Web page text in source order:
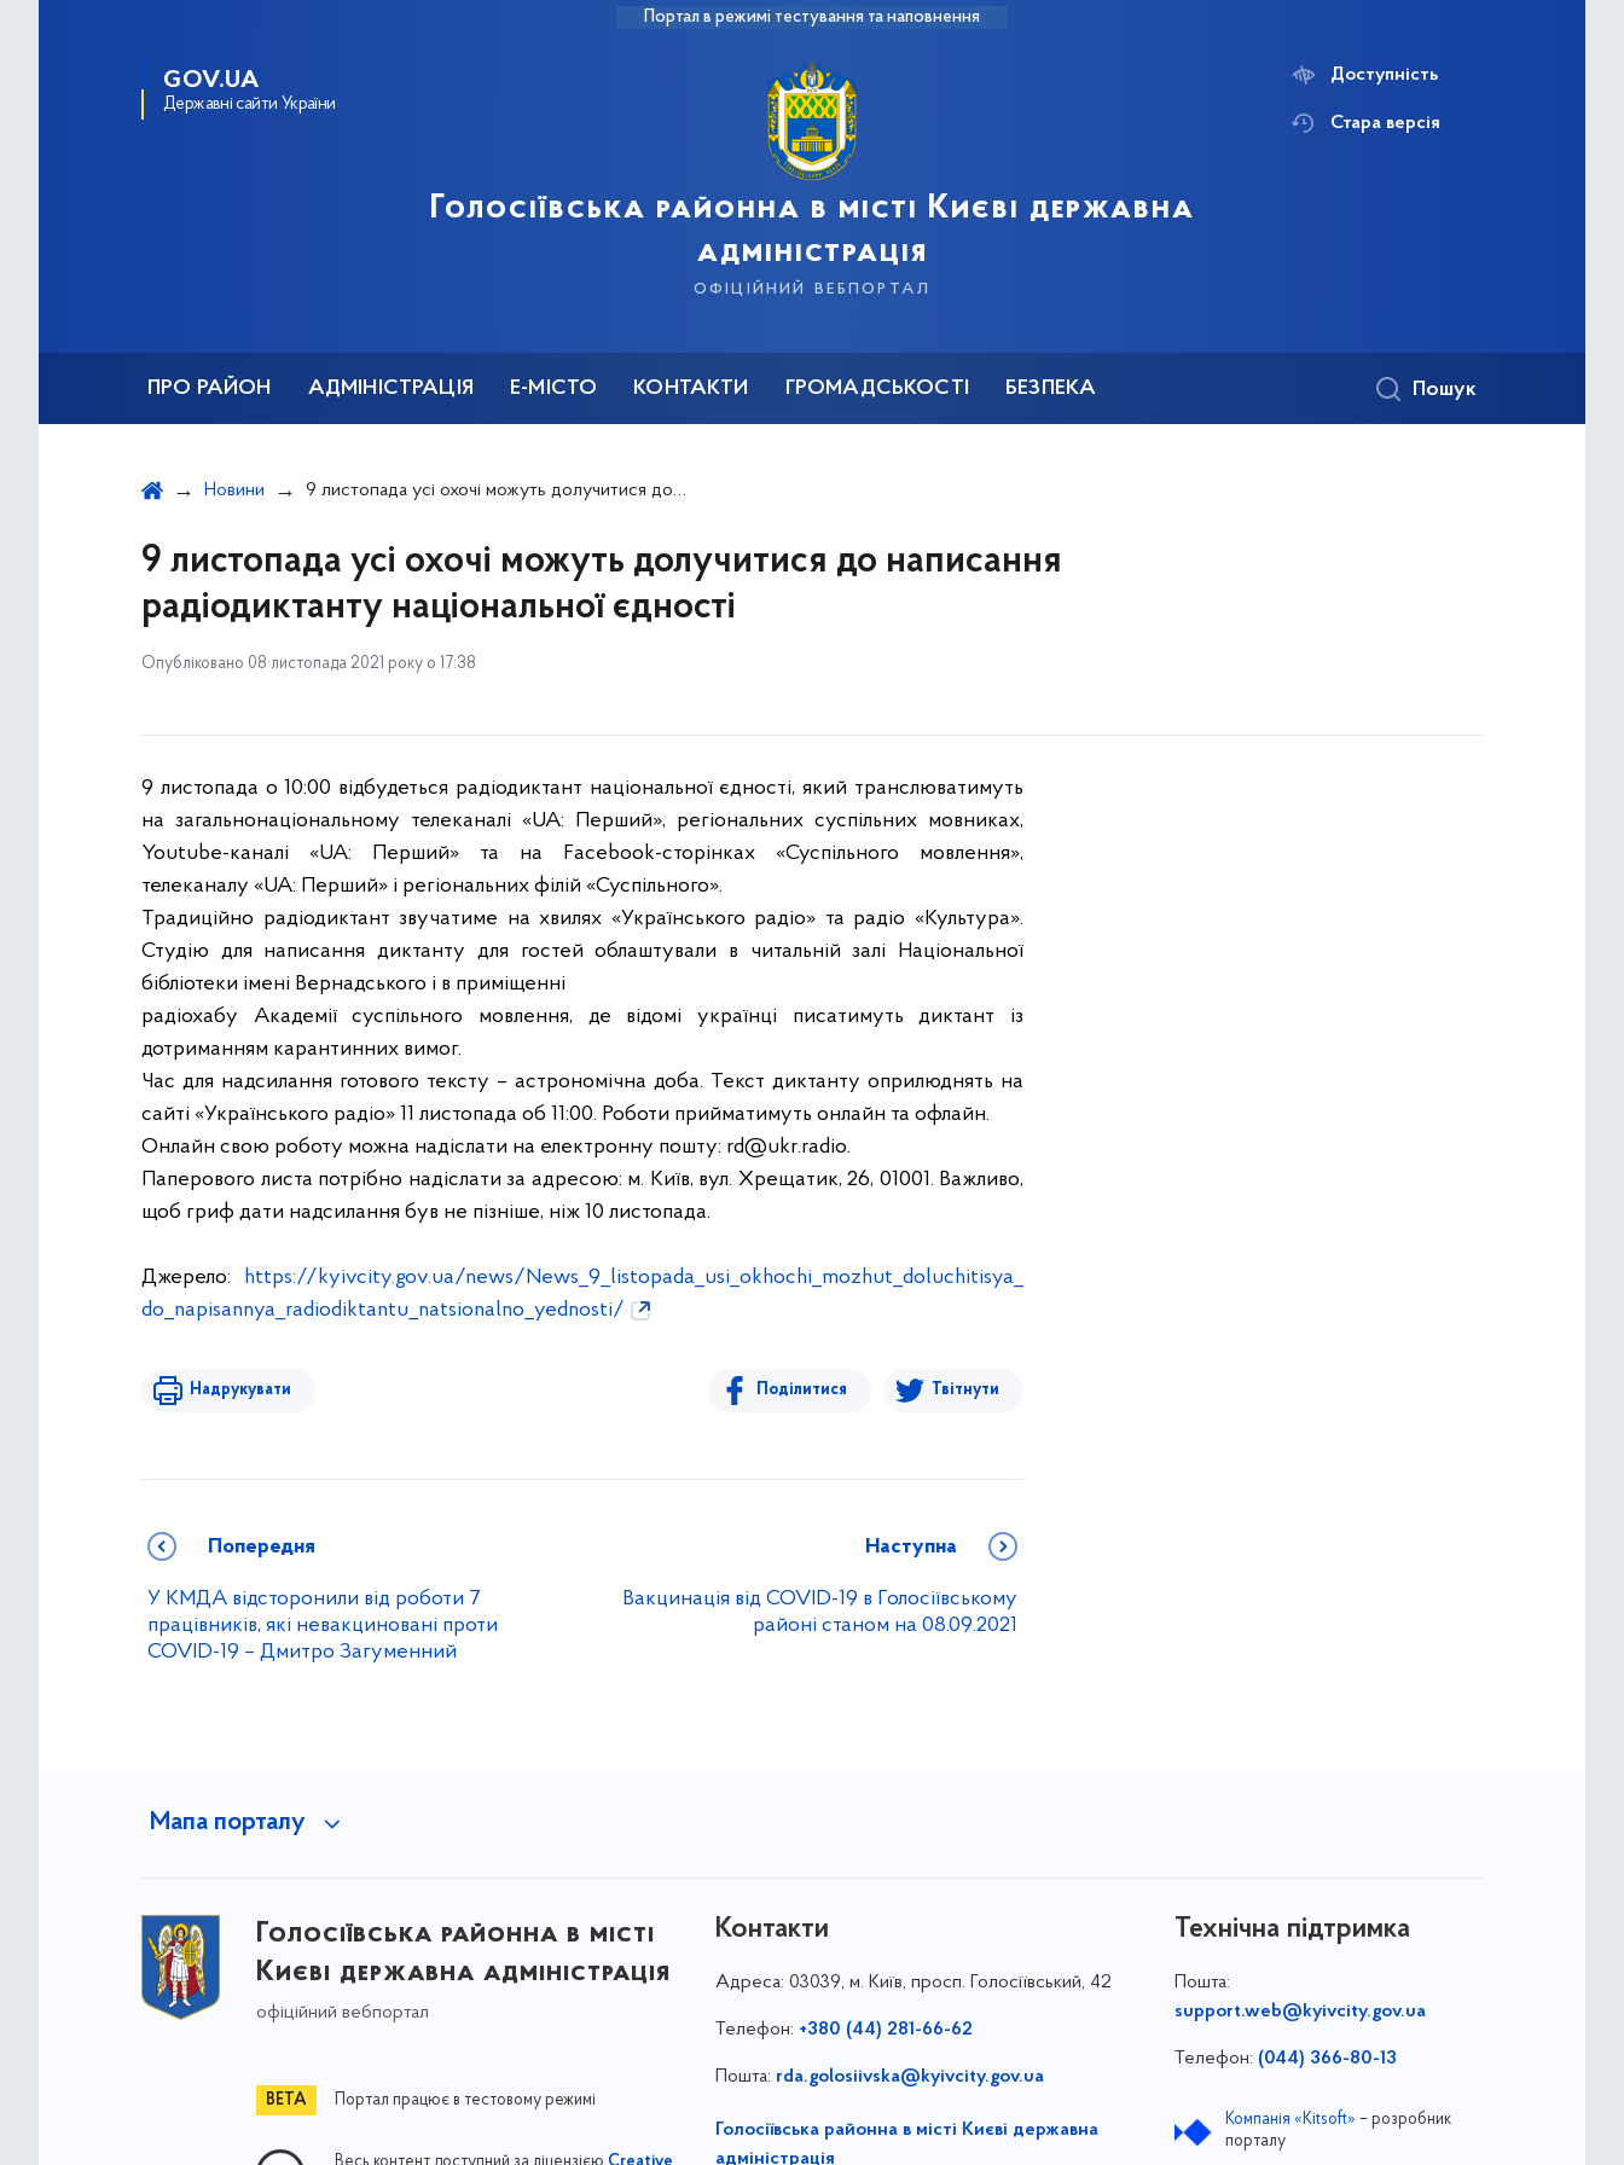
Портал в режимі тестування та наповнення
GOV.UA
Державні сайти України
Голосіївська районна в місті Києві державна
адміністрація
офіційний вебпортал
Доступність
Стара версія
ПРО РАЙОН АДМІНІСТРАЦІЯ Е-МІСТО КОНТАКТИ ГРОМАДСЬКОСТІ БЕЗПЕКА Пошук
Новини 9 листопада усі охочі можуть долучитися до написання радіодиктанту національної єдності
9 листопада усі охочі можуть долучитися до написання
радіодиктанту національної єдності
Опубліковано 08 листопада 2021 року о 17:38
9 листопада о 10:00 відбудеться радіодиктант національної єдності, який транслюватимуть
на загальнонаціональному телеканалі «UA: Перший», регіональних суспільних мовниках,
Youtube-каналі «UA: Перший» та на Facebook-сторінках «Суспільного мовлення»,
телеканалу «UA: Перший» і регіональних філій «Суспільного».
Традиційно радіодиктант звучатиме на хвилях «Українського радіо» та радіо «Культура».
Студію для написання диктанту для гостей облаштували в читальній залі Національної
бібліотеки імені Вернадського і в приміщенні
радіохабу Академії суспільного мовлення, де відомі українці писатимутьдиктант із
дотриманням карантинних вимог.
Час для надсилання готового тексту – астрономічна доба. Текст диктанту оприлюднять на
сайті «Українського радіо» 11 листопада об 11:00. Роботи прийматимуть онлайн та офлайн.
Онлайн свою роботу можна надіслати на електронну пошту: rd@ukr.radio.
Паперового листа потрібно надіслати за адресою: м. Київ, вул. Хрещатик, 26, 01001. Важливо,
щоб гриф дати надсилання був не пізніше, ніж 10 листопада.
Джерело: https://kyivcity.gov.ua/news/News_9_listopada_usi_okhochi_mozhut_doluchitisya_
do_napisannya_radiodiktantu_natsionalno_yednosti/
Надрукувати Поділитися Твітнути
Попередня
У КМДА відсторонили від роботи 7
працівників, які невакциновані проти
COVID-19 – Дмитро Загуменний
Наступна
Вакцинація від COVID-19 в Голосіївському
районі станом на 08.09.2021
Мапа порталу
Голосіївська районна в місті
Києві державна адміністрація
офіційний вебпортал
Портал працює в тестовому режимі
Контакти
Адреса: 03039, м. Київ, просп. Голосіївський, 42
Телефон: +380 (44) 281-66-62
Пошта: rda.golosiivska@kyivcity.gov.ua
Голосіївська районна в місті Києві державна
адміністрація
Технічна підтримка
Пошта:
support.web@kyivcity.gov.ua
Телефон: (044) 366-80-13
Компанія «Kitsoft» – розробник
порталу